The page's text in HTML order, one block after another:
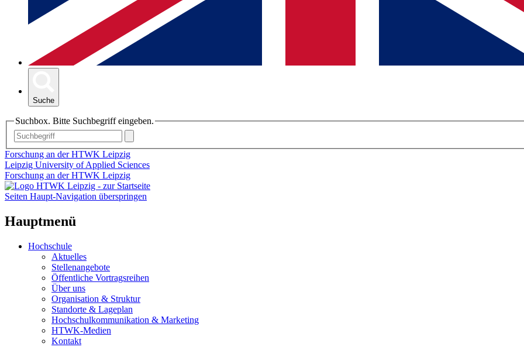
Suche
Suchbox. Bitte Suchbegriff eingeben.
Forschung an der HTWK Leipzig
Leipzig University of Applied Sciences
Forschung an der HTWK Leipzig
Seiten Haupt-Navigation überspringen
Hauptmenü
Hochschule
Aktuelles
Stellenangebote
Öffentliche Vortragsreihen
Über uns
Organisation & Struktur
Standorte & Lageplan
Hochschulkommunikation & Marketing
HTWK-Medien
Kontakt